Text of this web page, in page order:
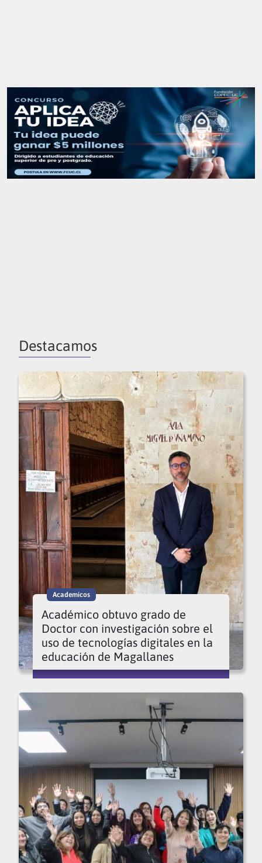
Destacamos
Academicos
Académico obtuvo grado de
Doctor con investigación sobre el
uso de tecnologías digitales en la
educación de Magallanes